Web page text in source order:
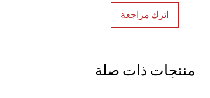
اترك مراجعة
منتجات ذات صلة